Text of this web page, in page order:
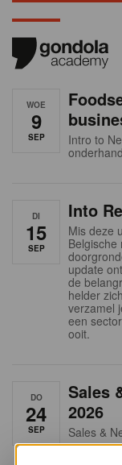
WOE
9
SEP
Intro to
DI
15
SEP
Into
Mis deze
Belgische
update
de
helder
verzamel
een
ooit.
DO
24
SEP
Sales
2026
Sales &